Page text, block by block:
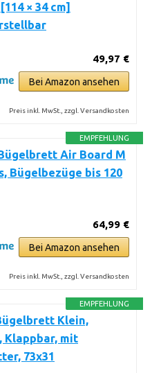
× 34 cm]
49,97 €
Bei Amazon ansehen
Preis inkl. MwSt., zzgl. Versandkosten
EMPFEHLUNG
Air Board M
Bügelbezüge bis 120
64,99 €
Bei Amazon ansehen
Preis inkl. MwSt., zzgl. Versandkosten
EMPFEHLUNG
Klein,
Klappbar, mit
73x31